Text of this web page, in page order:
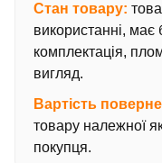
Стан товару:
використанні, має
комплектація,
вигляд.
Вартість
товару належної
покупця.